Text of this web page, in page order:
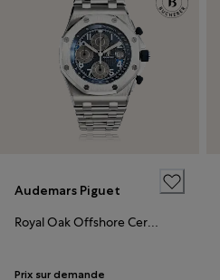
Audemars Piguet
Royal Oak Offshore Certified Pre-Owned
Prix sur demande